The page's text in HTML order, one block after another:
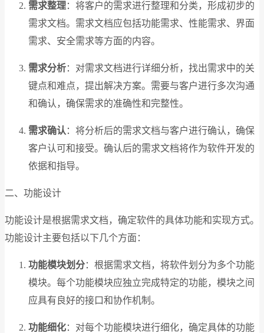
需求整理：将客户的需求进行整理和分类，形成初步的
需求文档。需求文档应包括功能需求、性能需求、界面
需求、安全需求等方面的内容。
需求分析：对需求文档进行详细分析，找出需求中的关
键点和难点，提出解决方案。需要与客户进行多次沟通
和确认，确保需求的准确性和完整性。
需求确认 ：将分析后的需求文档与客户进行确认，确保
客户认可和接受。确认后的需求文档将作为软件开发的
依据和指导。
二、功能设计
功能设计是根据需求文档，确定软件的具体功能和实现方式。
功能设计主要包括以下几个方面：
功能模块划分：根据需求文档，将软件划分为多个功能
模块。每个功能模块应独立完成特定的功能，模块之间
应具有良好的接口和协作机制。
功能细化：对每个功能模块进行细化，确定具体的功能